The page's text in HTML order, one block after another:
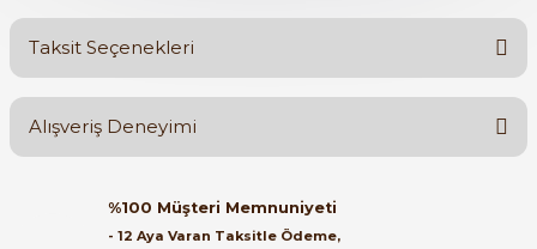
Ürün hakkında henüz soru sorulmamış.
Taksit Seçenekleri
Alışveriş Deneyimi
Orijinal kutusuyla ertesi gün
ulaştı elimize. Teşekkürler.
%100 Müşteri Memnuniyeti
- 12 Aya Varan Taksitle Ödeme,